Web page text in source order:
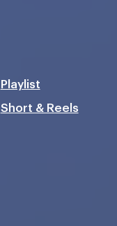
Playlist
Short & Reels